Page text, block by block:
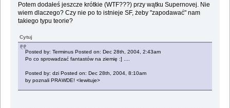
Potem dodałeś jeszcze krótkie (WTF???) przy wątku Supernovej. Nie
wiem dlaczego? Czy nie po to istnieje SF, żeby "zapodawać" nam
takiego typu teorie?
Cytuj
Posted by: Terminus Posted on: Dec 28th, 2004, 2:43am
Po co sprowadzać fantastów na ziemię :] ....
Posted by: dzi Posted on: Dec 28th, 2004, 8:10am
by poznali PRAWDE! <lewituje>